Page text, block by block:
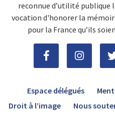
reconnue d’utilité publique
vocation d'honorer la
pour la France qu’ils
Espace délégués
Droit à l’image
Nous